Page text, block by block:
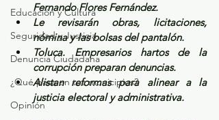
Educación y Cultura
Seguridad y Justicia
Denuncia Ciudadana
¿Qué pasa en tus municipios?
Opinión
Fernando Flores Fernández.
Le revisarán obras, licitaciones,
nómina y las bolsas del pantalón.
Toluca. Empresarios hartos de la
corrupción preparan denuncias.
Alistan reformas para alinear a la
justicia electoral y administrativa.